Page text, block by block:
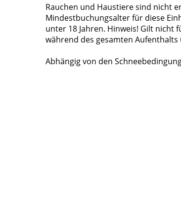
Rauchen und Haustiere sind nicht
Mindestbuchungsalter für diese
unter 18 Jahren. Hinweis! Gilt nicht
während des gesamten Aufenthalts
Abhängig von den